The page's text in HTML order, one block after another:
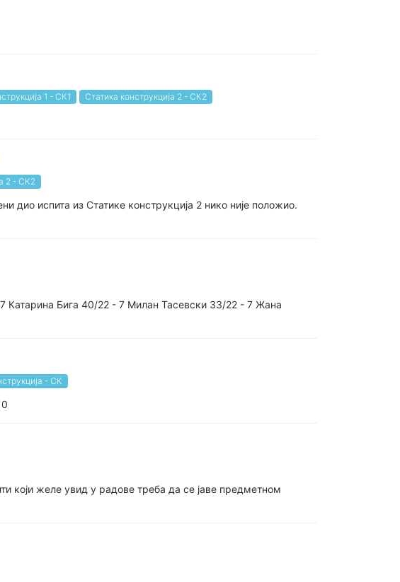
1 - СК1 Статика конструкција 2 - СК2
2 - СК2
дио испита из Статике конструкција 2 нико није положио.
Бига 40/22 - 7 Милан Тасевски 33/22 - 7 Жана
- СК
који желе увид у радове треба да се јаве предметном